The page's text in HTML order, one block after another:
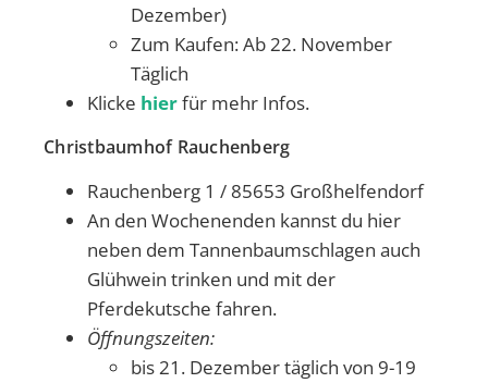
Dezember)
Zum Kaufen: Ab 22. November
Täglich
Klicke hierfür mehr Infos.
Christbaumhof Rauchenberg
Rauchenberg 1 / 85653 Großhelfendorf
An den Wochenenden kannst du hier
neben dem Tannenbaumschlagen auch
Glühwein trinken und mit der
Pferdekutsche fahren.
Öffnungszeiten:
bis 21. Dezember täglich von 9-19